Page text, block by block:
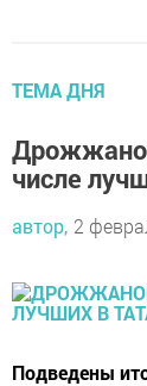
ТЕМА ДНЯ
числе
автор, 2
Подведены